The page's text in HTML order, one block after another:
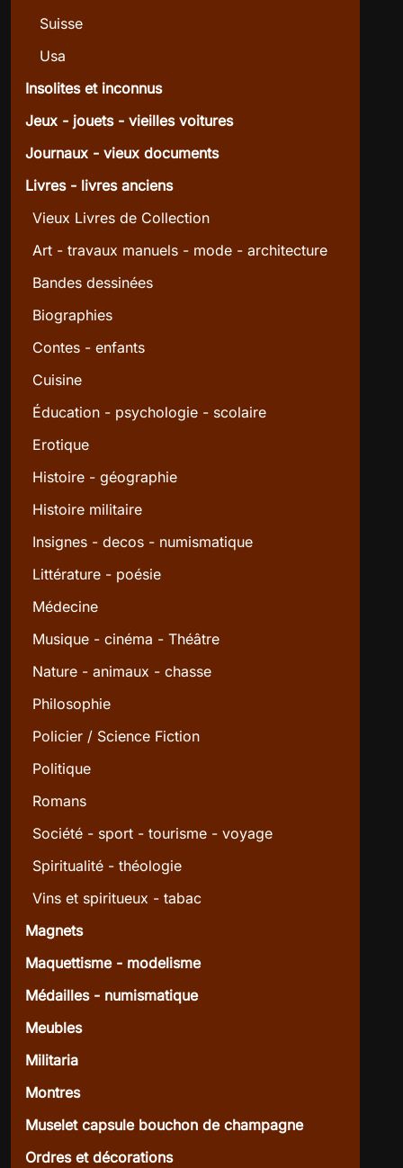
Suisse
Usa
Insolites et inconnus
Jeux - jouets - vieilles voitures
Journaux - vieux documents
Livres - livres anciens
Vieux Livres de Collection
Art - travaux manuels - mode - architecture
Bandes dessinées
Biographies
Contes - enfants
Cuisine
Éducation - psychologie - scolaire
Erotique
Histoire - géographie
Histoire militaire
Insignes - decos - numismatique
Littérature - poésie
Médecine
Musique - cinéma - Théâtre
Nature - animaux - chasse
Philosophie
Policier / Science Fiction
Politique
Romans
Société - sport - tourisme - voyage
Spiritualité - théologie
Vins et spiritueux - tabac
Magnets
Maquettisme - modelisme
Médailles - numismatique
Meubles
Militaria
Montres
Muselet capsule bouchon de champagne
Ordres et décorations